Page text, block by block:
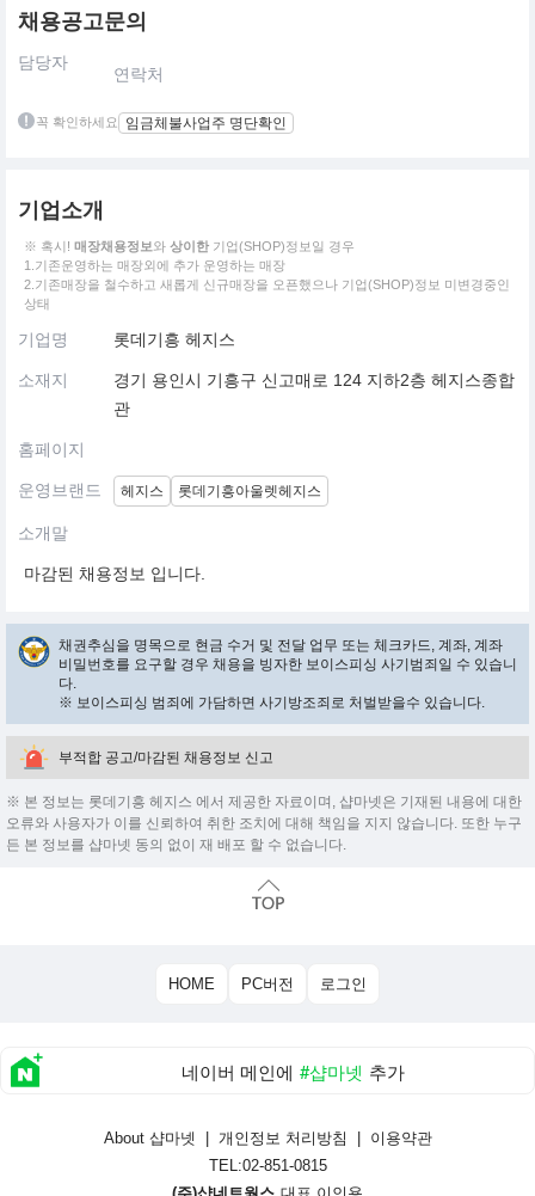
채용공고문의
담당자
연락처
꼭 확인하세요 임금체불사업주 명단확인
기업소개
※ 혹시! 매장채용정보와 상이한 기업(SHOP)정보일 경우
1.기존운영하는 매장외에 추가 운영하는 매장
2.기존매장을 철수하고 새롭게 신규매장을 오픈했으나 기업(SHOP)정보 미변경중인
상태
기업명 롯데기흥 헤지스
소재지
경기 용인시 기흥구 신고매로 124 지하2층 헤지스종합
관
홈페이지
운영브랜드 헤지스 롯데기흥아울렛헤지스
소개말
마감된 채용정보 입니다.
채권추심을 명목으로 현금 수거 및 전달 업무 또는 체크카드, 계좌, 계좌
비밀번호를 요구할 경우 채용을 빙자한 보이스피싱 사기범죄일 수 있습니
다.
※ 보이스피싱 범죄에 가담하면 사기방조죄로 처벌받을수 있습니다.
부적합 공고/마감된 채용정보 신고
※ 본 정보는 롯데기흥 헤지스 에서 제공한 자료이며, 샵마넷은 기재된 내용에 대한
오류와 사용자가 이를 신뢰하여 취한 조치에 대해 책임을 지지 않습니다. 또한 누구
든 본 정보를 샵마넷 동의 없이 재 배포 할 수 없습니다.
HOME PC버전 로그인
네이버 메인에 #샵마넷 추가
About 샵마넷 개인정보 처리방침
이용약관
TEL:02-851-0815